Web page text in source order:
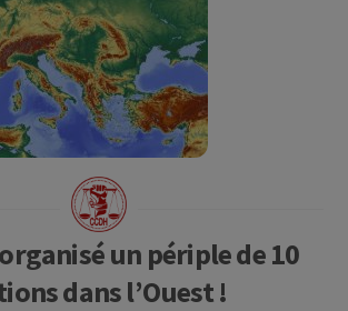
organisé un périple de 10
dans l’Ouest !